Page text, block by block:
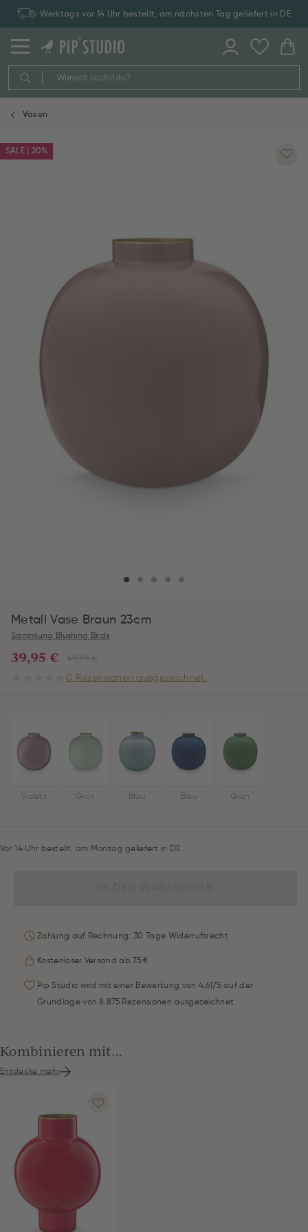
Werktags vor 14 Uhr bestellt, am nächsten Tag geliefert in DE
Vasen
SALE | 20%
Metall Vase Braun 23cm
Sammlung Blushing Birds
49,95 €
39,95 €
0 Rezensionen ausgezeichnet.
Violett Grün Blau Blau Grün
Vor 14 Uhr bestellt, am Montag geliefert in DE
Zahlung auf Rechnung: 30 Tage Widerrufsrecht
Kostenloser Versand ab 75 €
Pip Studio wird mit einer Bewertung von 4.61/5 auf der
Grundlage von 8.875 Rezensionen ausgezeichnet
Kombinieren mit...
Entdecke mehr